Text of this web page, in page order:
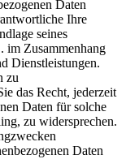
Daten
Ihre
seines
im Zusammenhang
Dienstleistungen.
zu
das Recht, jederzeit
Daten für solche
zu widersprechen.
Daten